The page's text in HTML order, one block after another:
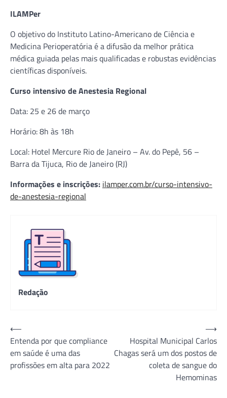
ILAMPer
O objetivo do Instituto Latino-Americano de Ciência e
Medicina Perioperatória é a difusão da melhor prática
médica guiada pelas mais qualificadas e robustas evidências
científicas disponíveis.
Curso intensivo de Anestesia Regional
Data: 25 e 26 de março
Horário: 8h às 18h
Local: Hotel Mercure Rio de Janeiro – Av. do Pepê, 56 –
Barra da Tijuca, Rio de Janeiro (RJ)
Informações e inscrições: ilamper.com.br/curso-intensivo-
de-anestesia-regional
Redação
Navegação
de
Post
⟵
Entenda por que compliance
em saúde é uma das
profissões em alta para 2022
Hospital Municipal Carlos
Chagas será um dos postos de
coleta de sangue do
Hemominas
⟶